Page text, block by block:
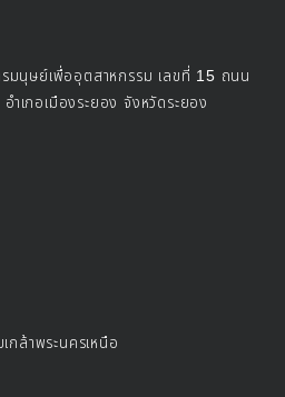
มนุษย์เพื่ออุตสาหกรรม เลขที่ 15 ถนน
เภอเมืองระยอง จังหวัดระยอง
กล้าพระนครเหนือ